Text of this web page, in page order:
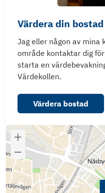
Värdera din
Jag eller någon av mina
område kontaktar dig
starta en
Värdekollen.
Värdera bostad